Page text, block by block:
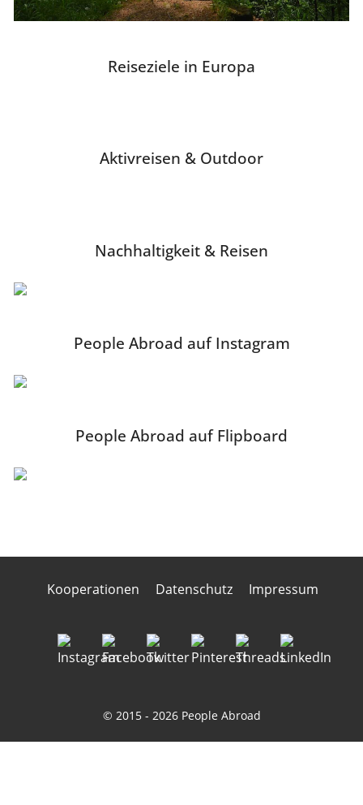
Reiseziele in Europa
Aktivreisen & Outdoor
Nachhaltigkeit & Reisen
People Abroad auf Instagram
People Abroad auf Flipboard
Kooperationen Datenschutz Impressum
© 2015 - 2026 People Abroad